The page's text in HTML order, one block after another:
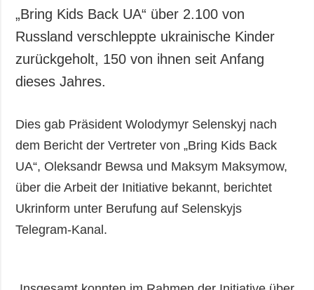
„Bring Kids Back UA“ über 2.100 von
Russland verschleppte ukrainische Kinder
zurückgeholt, 150 von ihnen seit Anfang
dieses Jahres.
Dies gab Präsident Wolodymyr Selenskyj nach
dem Bericht der Vertreter von „Bring Kids Back
UA“, Oleksandr Bewsa und Maksym Maksymow,
über die Arbeit der Initiative bekannt, berichtet
Ukrinform unter Berufung auf Selenskyjs
Telegram-Kanal.